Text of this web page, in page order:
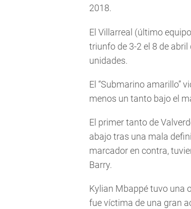
2018.
El Villarreal (último
triunfo de 3-2 el 8 de
unidades.
El “Submarino amarillo”
menos un tanto bajo el
El primer tanto de
abajo tras una mala
marcador en contra,
Barry.
Kylian Mbappé tuvo una
fue víctima de una gran